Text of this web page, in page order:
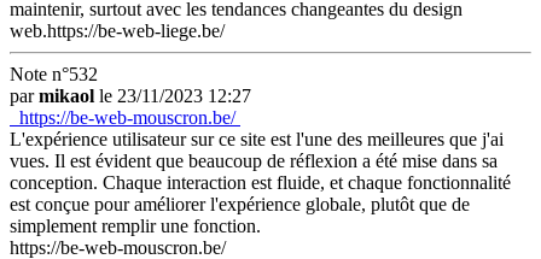
maintenir, surtout avec les tendances changeantes du design
web.https://be-web-liege.be/
Note n°532
parmikaol le 23/11/2023 12:27
https://be-web-mouscron.be/
L'expérience utilisateur sur ce site est l'une des meilleures que j'ai
vues. Il est évident que beaucoup de réflexion a été mise dans sa
conception. Chaque interaction est fluide, et chaque fonctionnalité
est conçue pour améliorer l'expérience globale, plutôt que de
simplement remplir une fonction.
https://be-web-mouscron.be/